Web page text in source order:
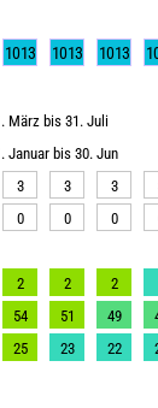
1013 1013 1013
März bis 31. Juli
Januar bis 30. Jun
3 3 3
0 0 0
2 2 2
54 51 49
25 23 22